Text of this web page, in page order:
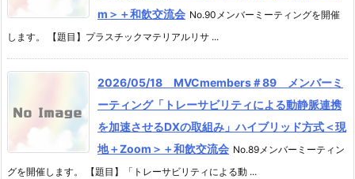
m＞＋和飲交流会 No.90メンバーミーティングを開催
します。 【題目】プラスチックマテリアルリサ ...
2026/05/18 MVCmembers＃89 メンバーミ
ーティング「トレーサビリティによる動静脈連携
を加速させるDXの取組み」ハイブリッド方式＜現
地＋Zoom＞＋和飲交流会 No.89メンバーミーティン
グを開催します。 【題目】「トレーサビリティによる動 ...